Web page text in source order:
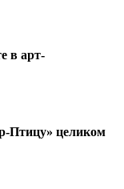
в арт-
Птицу» целиком